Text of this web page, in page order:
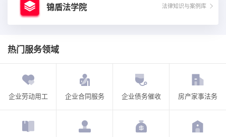
锦盾法学院 法律知识与案例库
热门服务领域
企业劳动用工 企业合同服务 企业债务催收 房产家事法务